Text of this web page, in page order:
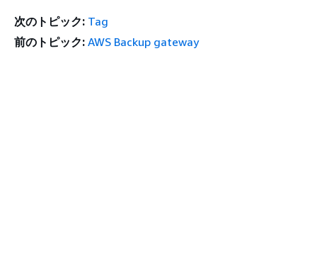
次のトピック: Tag
前のトピック: AWS Backup gateway